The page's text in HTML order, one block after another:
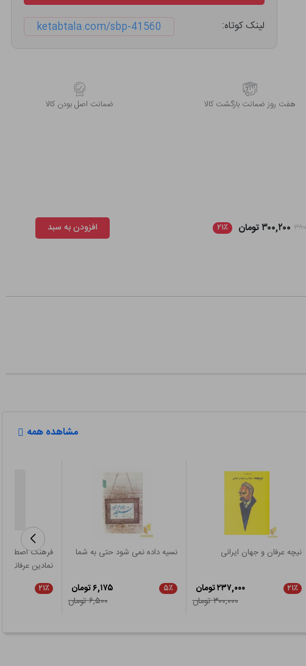
لینک کوتاه: ketabtala.com/sbp-41560
هفت روز ضمانت بازگشت کالا ﺿﻤﺎﻧﺖ اﺻﻞ ﺑﻮدن ﮐﺎﻟﺎ
۳۰۰,۲۰۰ تومان ۲۱٪ افزودن به سبد
مشاهده همه
نیچه عرفان و جهان ایرانی
۲۱٪
۲۳۷,۰۰۰ تومان
۳۰۰,۰۰۰ تومان
نسیه داده نمی شود حتی به شما
۵٪
۶,۱۷۵ تومان
۶,۵۰۰ تومان
فرهنگ
نمادین عرفانی
۲۱٪